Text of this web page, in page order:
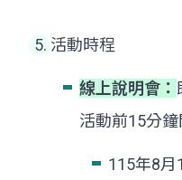
活動時程
線上說明會：
活動前15分
115年8月